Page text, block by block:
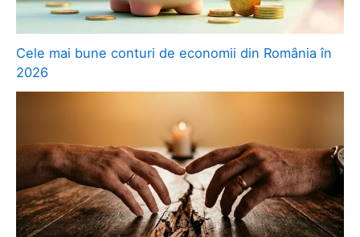
Cele mai bune conturi de economii din România în
2026